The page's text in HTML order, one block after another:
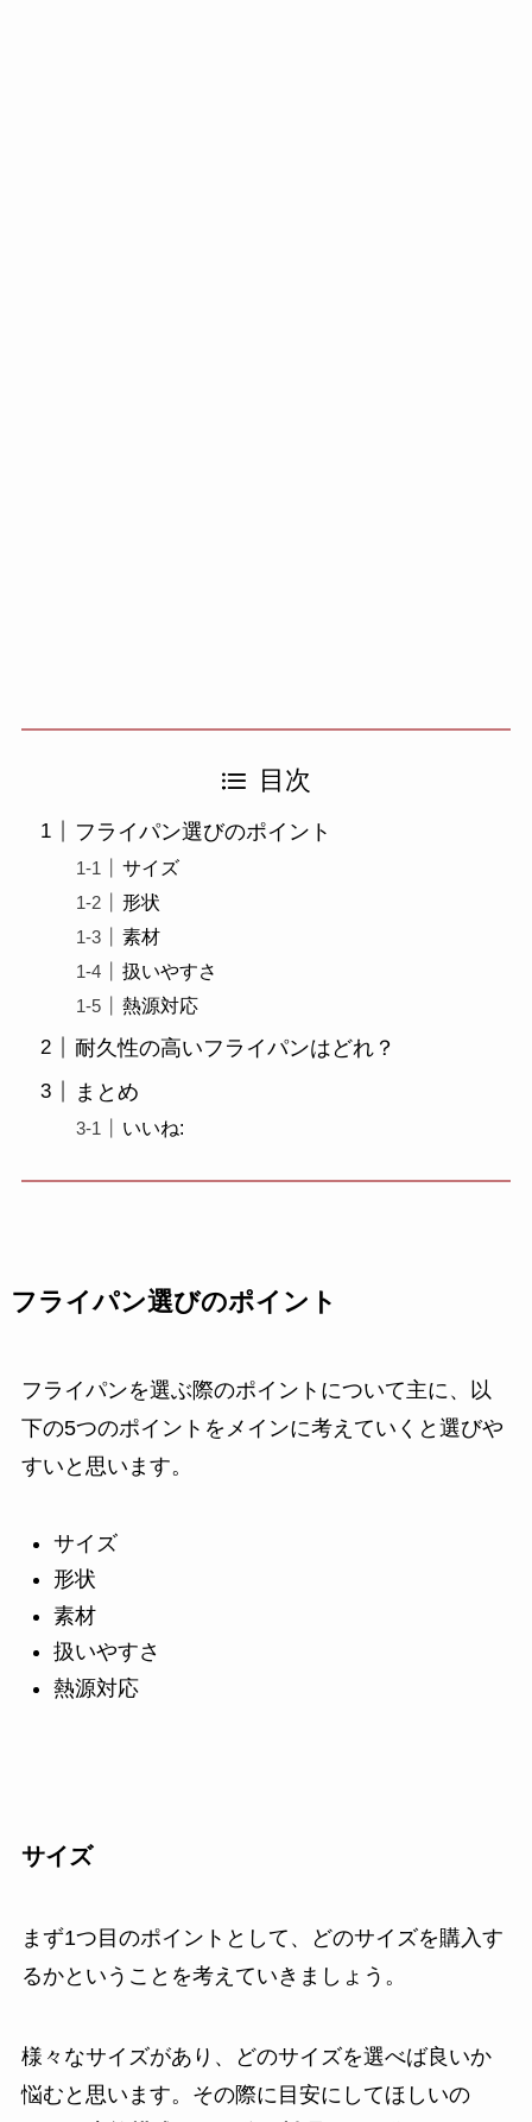
目次
フライパン選びのポイント
サイズ
形状
素材
扱いやすさ
熱源対応
耐久性の高いフライパンはどれ？
まとめ
いいね:
フライパン選びのポイント
フライパンを選ぶ際のポイントについて主に、以
下の5つのポイントをメインに考えていくと選びや
すいと思います。
サイズ
形状
素材
扱いやすさ
熱源対応
サイズ
まず1つ目のポイントとして、どのサイズを購入す
るかということを考えていきましょう。
様々なサイズがあり、どのサイズを選べば良いか
悩むと思います。その際に目安にしてほしいの